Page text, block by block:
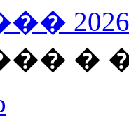
2026
�